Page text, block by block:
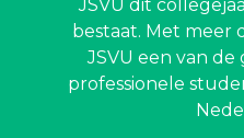
JSVU dit
bestaat. Met meer
JSVU een van
professionele